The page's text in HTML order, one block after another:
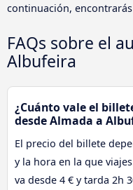
continuación,
FAQs sobre el
Albufeira
¿Cuánto vale el
desde Almada a
El precio del billete
y la hora en la que
va desde 4 € y tarda 2h